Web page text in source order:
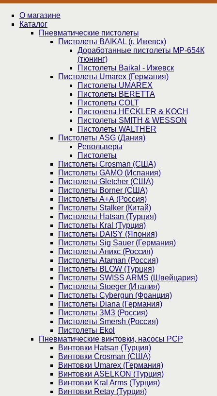
О магазине
Каталог
Пнев­ма­ти­чес­кие пистолеты
Пистолеты BAIKAL (г. Ижевск)
Доработанные пистолеты МР-654К
(тюнинг)
Пистолеты Baikal - Ижевск
Пистолеты Umarex (Германия)
Пистолеты UMAREX
Пистолеты BERETTA
Пистолеты COLT
Пистолеты HECKLER & KOCH
Пистолеты SMITH & WESSON
Пистолеты WALTHER
Пистолеты ASG (Дания)
Револьверы
Пистолеты
Пистолеты Crosman (США)
Пистолеты GAMO (Испания)
Пистолеты Gletcher (США)
Пистолеты Borner (США)
Пистолеты А+А (Россия)
Пистолеты Stalker (Китай)
Пистолеты Hatsan (Турция)
Пистолеты Kral (Турция)
Пистолеты DAISY (Япония)
Пистолеты Sig Sauer (Германия)
Пистолеты Аникс (Россия)
Пистолеты Ataman (Россия)
Пистолеты BLOW (Турция)
Пистолеты SWISS ARMS (Швейцария)
Пистолеты Stoeger (Италия)
Пистолеты Cybergun (Франция)
Пистолеты Diana (Германия)
Пистолеты ЗМЗ (Россия)
Пистолеты Smersh (Россия)
Пистолеты Ekol
Пневматические винтовки, насосы PCP
Винтовки Hatsan (Турция)
Винтовки Crosman (США)
Винтовки Umarex (Германия)
Винтовки ASELKON (Турция)
Винтовки Kral Arms (Турция)
Винтовки Retay (Турция)